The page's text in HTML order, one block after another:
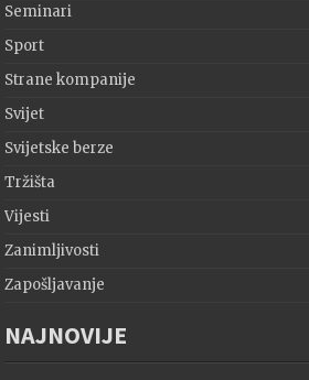
Seminari
Sport
Strane kompanije
Svijet
Svijetske berze
Tržišta
Vijesti
Zanimljivosti
Zapošljavanje
NAJNOVIJE